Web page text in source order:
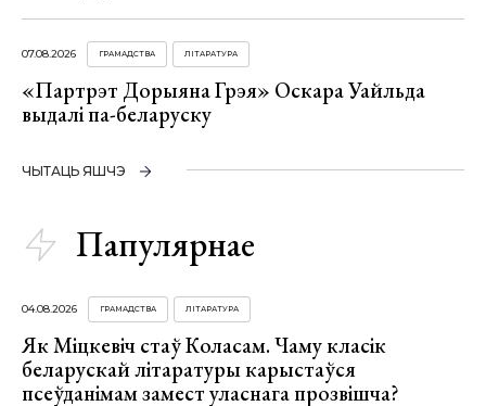
07.08.2026 ГРАМАДСТВА ЛІТАРАТУРА
«Партрэт Дорыяна Грэя» Оскара Уайльда
выдалі па-беларуску
ЧЫТАЦЬ ЯШЧЭ
Папулярнае
04.08.2026 ГРАМАДСТВА ЛІТАРАТУРА
Як Міцкевіч стаў Коласам. Чаму класік
беларускай літаратуры карыстаўся
псеўданімам замест уласнага прозвішча?